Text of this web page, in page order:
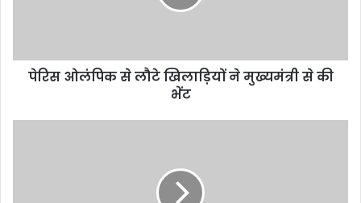
पेरिस ओलंपिक से लौटे खिलाड़ियों ने मुख्यमंत्री से की
भेंट